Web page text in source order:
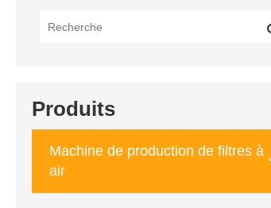
Produits
Machine de production de filtres à
air